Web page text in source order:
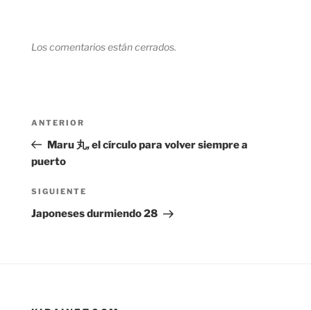
Los comentarios están cerrados.
Navegación
entradas
Entrada
anterior:
ANTERIOR
Maru 丸, el círculo para volver siempre a
puerto
Siguiente
entrada
SIGUIENTE
Japoneses durmiendo 28